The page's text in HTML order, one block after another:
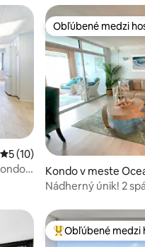
39
Priemerné ohodnotenie 5 z
5 (10)
Obľúbené medzi
Obľúbené medzi
Kondo v meste
Nádherný únik! 2
Najobľúbenejšie
Obľúbené medzi